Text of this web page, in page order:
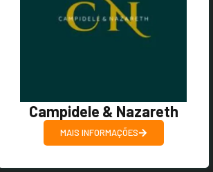
Campidele & Nazareth
MAIS INFORMAÇÕES